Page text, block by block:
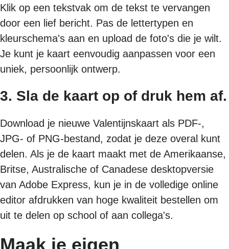
Klik op een tekstvak om de tekst te vervangen
door een lief bericht. Pas de lettertypen en
kleurschema's aan en upload de foto's die je wilt.
Je kunt je kaart eenvoudig aanpassen voor een
uniek, persoonlijk ontwerp.
3. Sla de kaart op of druk hem af.
Download je nieuwe Valentijnskaart als PDF-,
JPG- of PNG-bestand, zodat je deze overal kunt
delen. Als je de kaart maakt met de Amerikaanse,
Britse, Australische of Canadese desktopversie
van Adobe Express, kun je in de volledige online
editor afdrukken van hoge kwaliteit bestellen om
uit te delen op school of aan collega's.
Maak je eigen